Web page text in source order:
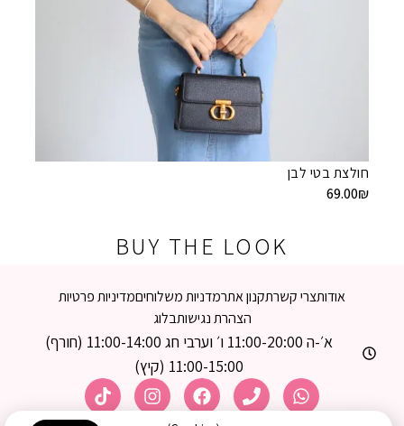
חולצת בטי לבן
69.00₪
BUY THE LOOK
אודותצרי קשרתקנון אתרמדניות משלוחיםמדיניות פרטיות
הצהרת נגישותבלוג
א׳-ה 11:00-20:00 ו׳ וערבי חג 11:00-14:00 (חורף)
11:00-15:00 (קיץ)